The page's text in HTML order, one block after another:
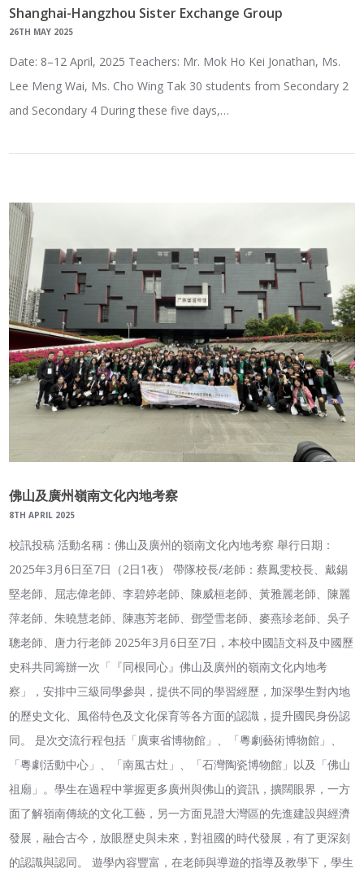
Shanghai-Hangzhou Sister Exchange Group
26TH MAY 2025
Date: 8–12 April, 2025 Teachers: Mr. Mok Ho Kei Jonathan, Ms.
Lee Meng Wai, Ms. Cho Wing Tak 30 students from Secondary 2
and Secondary 4 During these five days,…
佛山及廣州嶺南文化內地考察
8TH APRIL 2025
校訊投稿 活動名稱：佛山及廣州的嶺南文化內地考察 舉行日期：
2025年3月6日至7日（2日1夜） 帶隊校長/老師：蔡鳳雯校長、戴錫
堅老師、屈志偉老師、李碧婷老師、陳威桓老師、黃雅麗老師、陳麗
萍老師、朱曉慧老師、陳惠芳老師、鄧瑩雪老師、麥燕珍老師、吳子
聰老師、唐力行老師 2025年3月6日至7日，本校中國語文科及中國歷
史科共同籌辦一次「『同根同心』佛山及廣州的嶺南文化内地考
察」，安排中三級同學參與，提供不同的學習經歷，加深學生對內地
的歷史文化、風俗特色及文化保育等各方面的認識，提升國民身份認
同。 是次交流行程包括「廣東省博物館」、「粵劇藝術博物館」、
「粵劇活動中心」、「南風古灶」、「石灣陶瓷博物館」以及「佛山
祖廟」。學生在過程中掌握更多廣州與佛山的資訊，擴闊眼界，一方
面了解嶺南傳統的文化工藝，另一方面見證大灣區的先進建設與經濟
發展，融合古今，放眼歷史與未來，對祖國的時代發展，有了更深刻
的認識與認同。 遊學內容豐富，在老師與導遊的指導及教學下，學生